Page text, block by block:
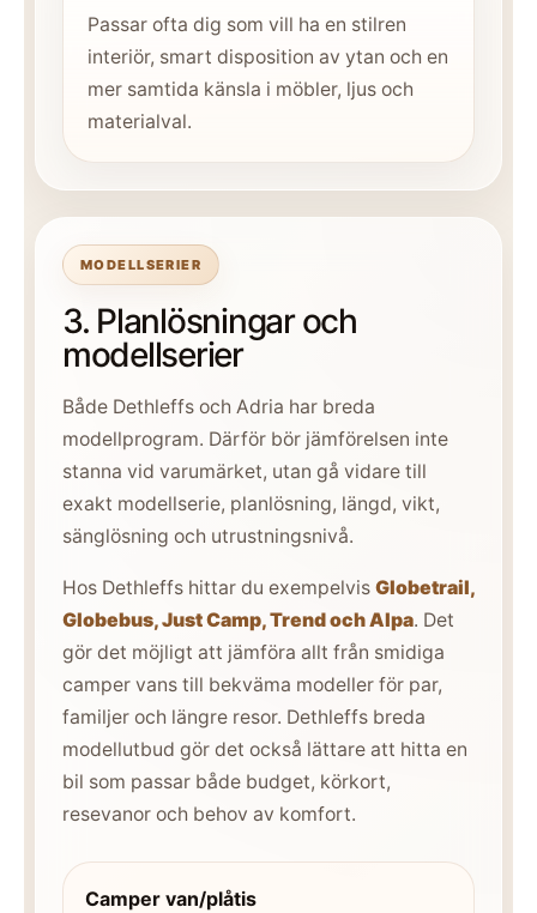
Passar ofta dig som vill ha en stilren
interiör, smart disposition av ytan och en
mer samtida känsla i möbler, ljus och
materialval.
MODELLSERIER
3. Planlösningar och
modellserier
Både Dethleffs och Adria har breda
modellprogram. Därför bör jämförelsen inte
stanna vid varumärket, utan gå vidare till
exakt modellserie, planlösning, längd, vikt,
sänglösning och utrustningsnivå.
Hos Dethleffs hittar du exempelvis Globetrail,
Globebus, Just Camp, Trend och Alpa. Det
gör det möjligt att jämföra allt från smidiga
camper vans till bekväma modeller för par,
familjer och längre resor. Dethleffs breda
modellutbud gör det också lättare att hitta en
bil som passar både budget, körkort,
resevanor och behov av komfort.
Camper van/plåtis